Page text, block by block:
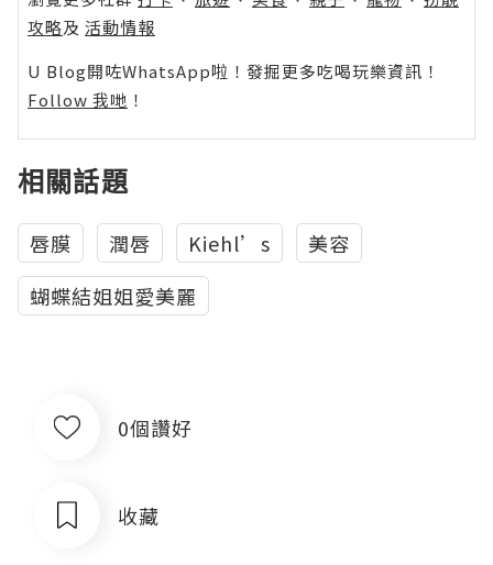
攻略及 活動情報
U Blog開咗WhatsApp啦！發掘更多吃喝玩樂資訊！
Follow 我哋 ！
相關話題
唇膜 潤唇 Kiehl’s
美容
蝴蝶結姐姐愛美麗
0個讚好
收藏